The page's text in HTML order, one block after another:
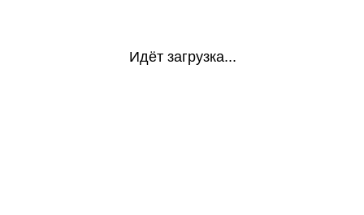
Идёт загрузка...